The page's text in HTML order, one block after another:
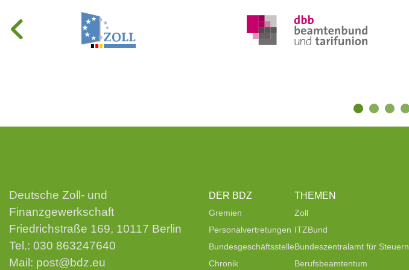
Deutsche Zoll- und
Finanzgewerkschaft
Friedrichstraße 169, 10117 Berlin
Tel.: 030 863247640
Mail: post@bdz.eu
DER BDZ
Gremien
Personalvertretungen
Bundesgeschäftsstelle
Chronik
THEMEN
Zoll
ITZBund
Bundeszentralamt für Steuern
Berufsbeamtentum